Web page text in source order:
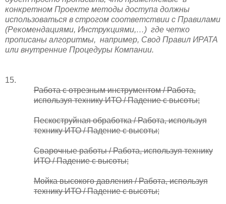
конкретном Проекте методы доступа должны
использоваться в строгом соответствии с Правилами
(Рекомендациями, Инструкциями,…) где четко
прописаны алгоритмы, например, Свод Правил ИРАТА
или внутренние Процедуры Компании.
15.
Работа с отрезным инструментом / Работа,
используя технику ИТО / Падение с высоты;
Пескоструйная обработка / Работа, используя
технику ИТО / Падение с высоты;
Сварочные работы / Работа, используя технику
ИТО / Падение с высоты;
Мойка высокого давления / Работа, используя
технику ИТО / Падение с высоты;